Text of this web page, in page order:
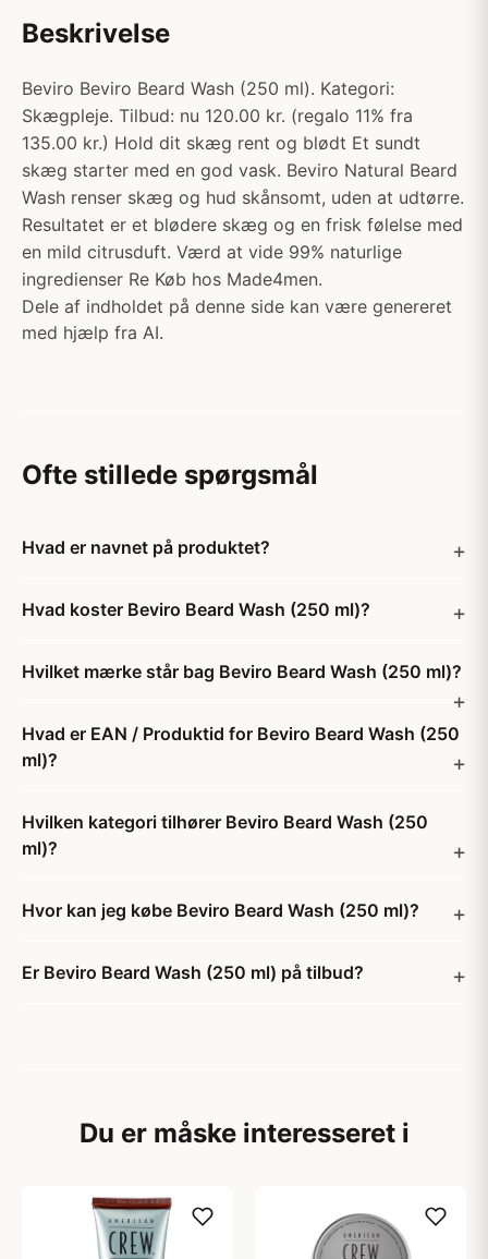
Beskrivelse
Beviro Beviro Beard Wash (250 ml). Kategori:
Skægpleje. Tilbud: nu 120.00 kr. (regalo 11% fra
135.00 kr.) Hold dit skæg rent og blødt Et sundt
skæg starter med en god vask. Beviro Natural Beard
Wash renser skæg og hud skånsomt, uden at udtørre.
Resultatet er et blødere skæg og en frisk følelse med
en mild citrusduft. Værd at vide 99% naturlige
ingredienser Re Køb hos Made4men.
Dele af indholdet på denne side kan være genereret
med hjælp fra AI.
Ofte stillede spørgsmål
Hvad er navnet på produktet?
Hvad koster Beviro Beard Wash (250 ml)?
Hvilket mærke står bag Beviro Beard Wash (250 ml)?
Hvad er EAN / Produktid for Beviro Beard Wash (250
ml)?
Hvilken kategori tilhører Beviro Beard Wash (250
ml)?
Hvor kan jeg købe Beviro Beard Wash (250 ml)?
Er Beviro Beard Wash (250 ml) på tilbud?
Du er måske interesseret i